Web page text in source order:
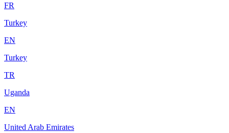
FR
Turkey
EN
Turkey
TR
Uganda
EN
United Arab Emirates